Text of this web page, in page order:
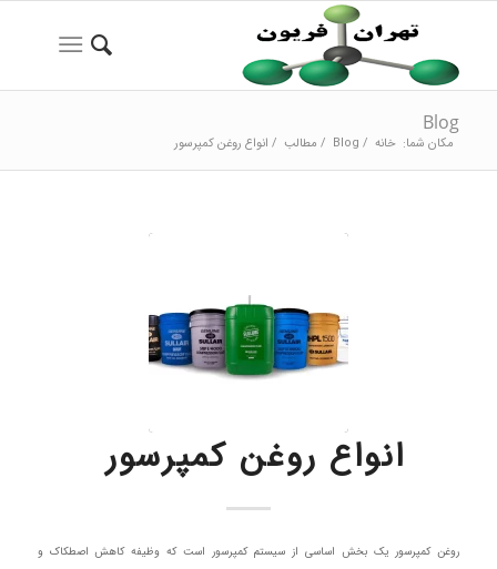
Blog
مکان شما: خانه /
Blog
/ مطالب / انواع روغن کمپرسور
انواع روغن کمپرسور
روغن کمپرسور یک بخش اساسی از سیستم کمپرسور است که وظیفه کاهش اصطکاک و